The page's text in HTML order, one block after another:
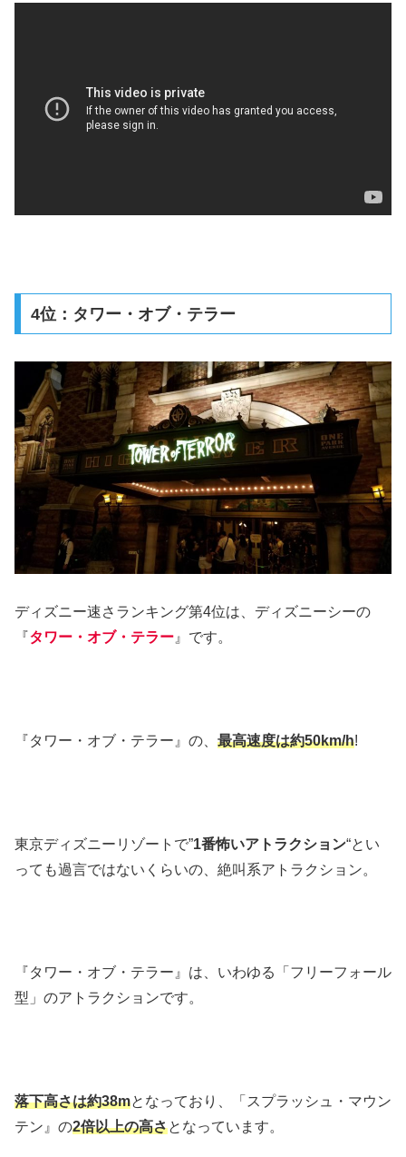
4位：タワー・オブ・テラー
ディズニー速さランキング第4位は、ディズニーシーの
『タワー・オブ・テラー 』です。
『タワー・オブ・テラー』の、 最高速度は約50km/h!
東京ディズニーリゾートで”1番怖いアトラクション“とい
っても過言ではないくらいの、絶叫系アトラクション。
『タワー・オブ・テラー』は、いわゆる「フリーフォール
型」のアトラクションです。
落下高さは約38mとなっており、「スプラッシュ・マウン
テン』の2倍以上の高さとなっています。